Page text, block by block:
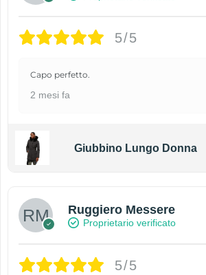
5/5
Capo perfetto.
2 mesi fa
Giubbino Lungo Donna
Ruggiero Messere
Proprietario verificato
5/5